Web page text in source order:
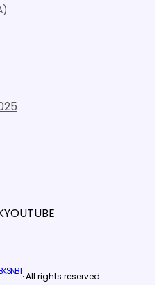
YOUTUBE
SNBT· All rights reserved